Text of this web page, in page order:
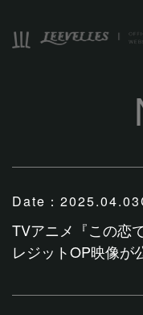
Date： 2025.04.03
TVアニメ『この恋
レジットOP映像が